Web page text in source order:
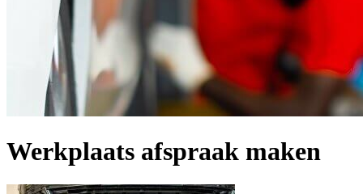
Werkplaats afspraak maken